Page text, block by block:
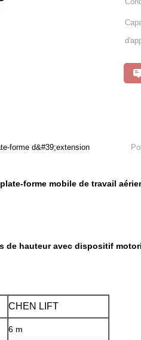
forme d&#39;extension
plate-forme mobile de travail
de hauteur avec dispositif
CHEN LIFT
6 m